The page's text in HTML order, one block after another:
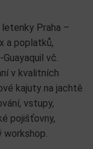
Praha –
a poplatků,
vč.
v kvalitních
kajuty na jachtě
vstupy,
pojišťovny,